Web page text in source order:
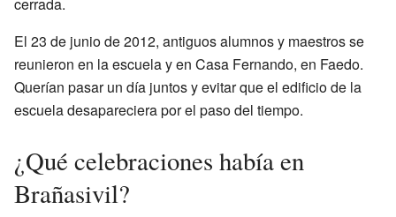
cerrada.
El 23 de junio de 2012, antiguos alumnos y maestros se
reunieron en la escuela y en Casa Fernando, en Faedo.
Querían pasar un día juntos y evitar que el edificio de la
escuela desapareciera por el paso del tiempo.
¿Qué celebraciones había en
Brañasivil?